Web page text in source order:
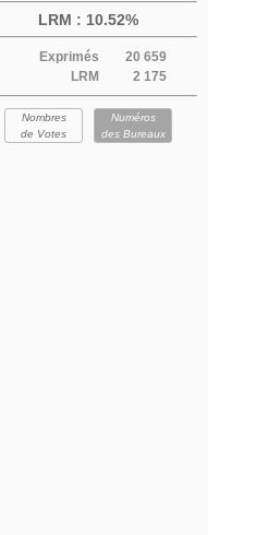
LRM : 10.52%
Exprimés
20 659
LRM
2 175
Nombres
de Votes
Numéros
des Bureaux